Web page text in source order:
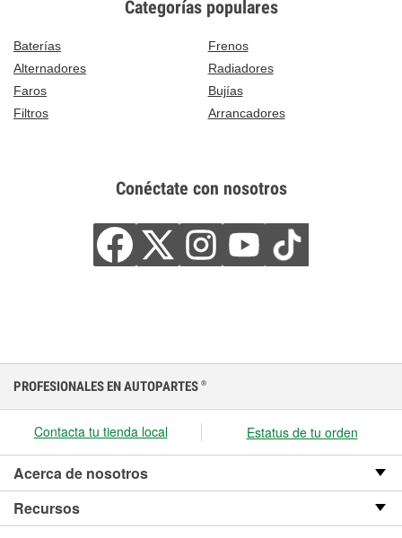
Categorías populares
Baterías
Frenos
Alternadores
Radiadores
Faros
Bujías
Filtros
Arrancadores
Conéctate con nosotros
PROFESIONALES EN AUTOPARTES ®
Contacta tu tienda local Estatus de tu orden
Acerca de nosotros
Recursos